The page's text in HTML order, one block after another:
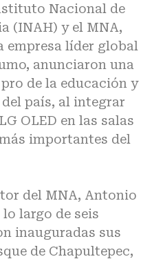
Nacional de
(INAH) y el MNA,
empresa líder global
anunciaron una
de la educación y
país, al integrar
OLED en las salas
importantes del
del MNA, Antonio
largo de seis
inauguradas sus
de Chapultepec,